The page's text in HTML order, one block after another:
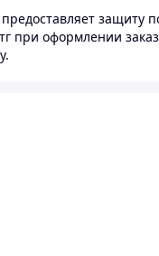
предоставляет защиту
при оформлении